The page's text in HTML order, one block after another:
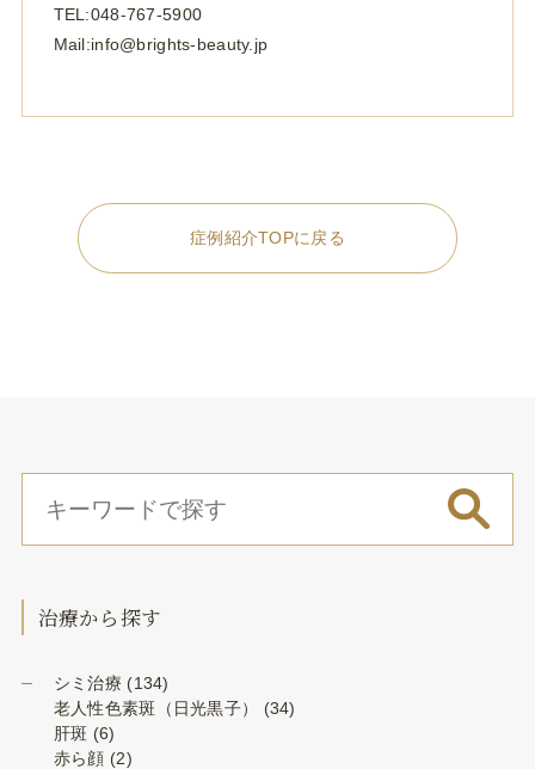
TEL:048-767-5900
Mail:info@brights-beauty.jp
症例紹介TOPに戻る
治療から探す
シミ治療 (134)
老人性色素斑（日光黒子）
(34)
肝斑 (6)
赤ら顔 (2)